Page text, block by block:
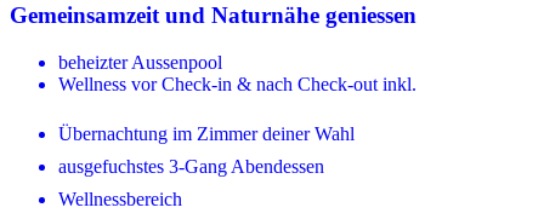
Gemeinsamzeit und Naturnähe geniessen
beheizter Aussenpool
Wellness vor Check-in & nach Check-out inkl.
Übernachtung im Zimmer deiner Wahl
ausgefuchstes 3-Gang Abendessen
Wellnessbereich